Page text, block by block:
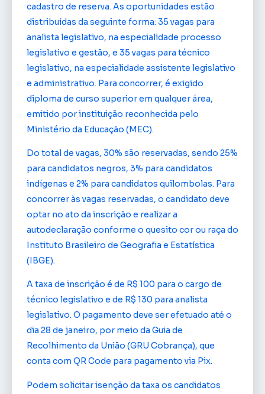
cadastro de reserva. As oportunidades estão
distribuídas da seguinte forma: 35 vagas para
analista legislativo, na especialidade processo
legislativo e gestão, e 35 vagas para técnico
legislativo, na especialidade assistente legislativo
e administrativo. Para concorrer, é exigido
diploma de curso superior em qualquer área,
emitido por instituição reconhecida pelo
Ministério da Educação (MEC).
Do total de vagas, 30% são reservadas, sendo 25%
para candidatos negros, 3% para candidatos
indígenas e 2% para candidatos quilombolas. Para
concorrer às vagas reservadas, o candidato deve
optar no ato da inscrição e realizar a
autodeclaração conforme o quesito cor ou raça do
Instituto Brasileiro de Geografia e Estatística
(IBGE).
A taxa de inscrição é de R$ 100 para o cargo de
técnico legislativo e de R$ 130 para analista
legislativo. O pagamento deve ser efetuado até o
dia 28 de janeiro, por meio da Guia de
Recolhimento da União (GRU Cobrança), que
conta com QR Code para pagamento via Pix.
Podem solicitar isenção da taxa os candidatos